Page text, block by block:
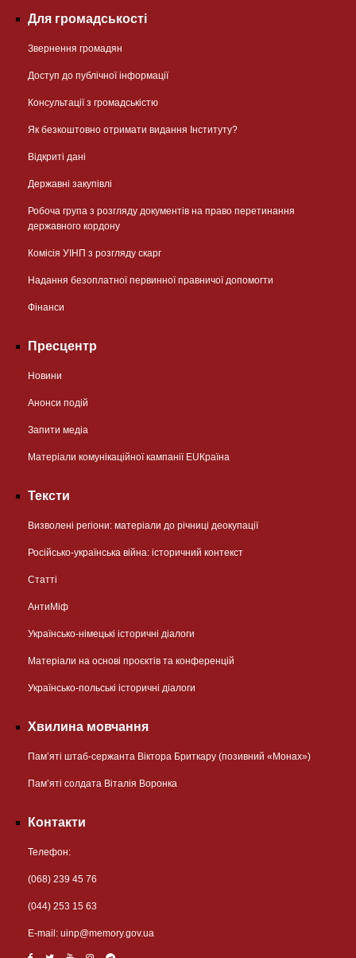
Для громадськості
Звернення громадян
Доступ до публічної інформації
Консультації з громадськістю
Як безкоштовно отримати видання Інституту?
Відкриті дані
Державні закупівлі
Робоча група з розгляду документів на право перетинання
державного кордону
Комісія УІНП з розгляду скарг
Надання безоплатної первинної правничої допомогти
Фінанси
Пресцентр
Новини
Анонси подій
Запити медіа
Матеріали комунікаційної кампанії EUКраїна
Тексти
Визволені регіони: матеріали до річниці деокупації
Російсько-українська війна: історичний контекст
Статті
АнтиМіф
Українсько-німецькі історичні діалоги
Матеріали на основі проєктів та конференцій
Українсько-польські історичні діалоги
Хвилина мовчання
Пам’яті штаб-сержанта Віктора Бриткару (позивний «Монах»)
Пам’яті солдата Віталія Воронка
Контакти
Телефон:
(068) 239 45 76
(044) 253 15 63
Е-mail: uinp@memory.gov.ua